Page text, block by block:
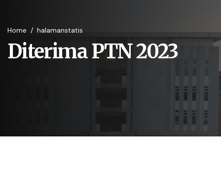
Home / halamanstatis
Diterima PTN 2023